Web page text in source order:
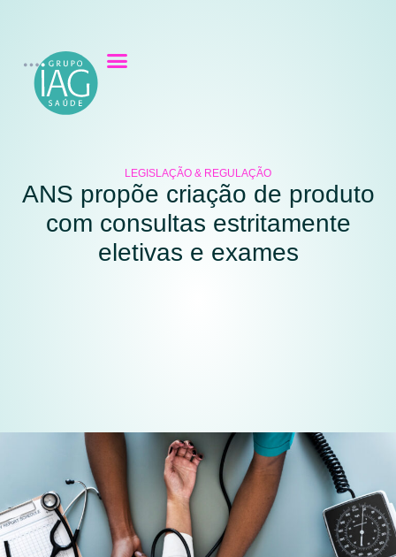
LEGISLAÇÃO & REGULAÇÃO
ANS propõe criação de produto
com consultas estritamente
eletivas e exames